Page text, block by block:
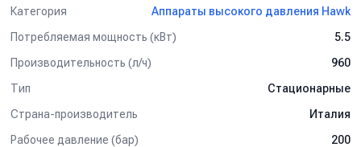
Категория
Аппараты высокого давления Hawk
Потребляемая мощность (кВт)
5.5
Производительность (л/ч)
960
Тип
Стационарные
Страна-производитель
Италия
Рабочее давление (бар)
200